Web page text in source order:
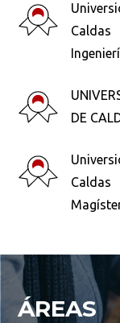
Caldas
DE
Caldas
ÁREAS
Busca en la
Buscar en: